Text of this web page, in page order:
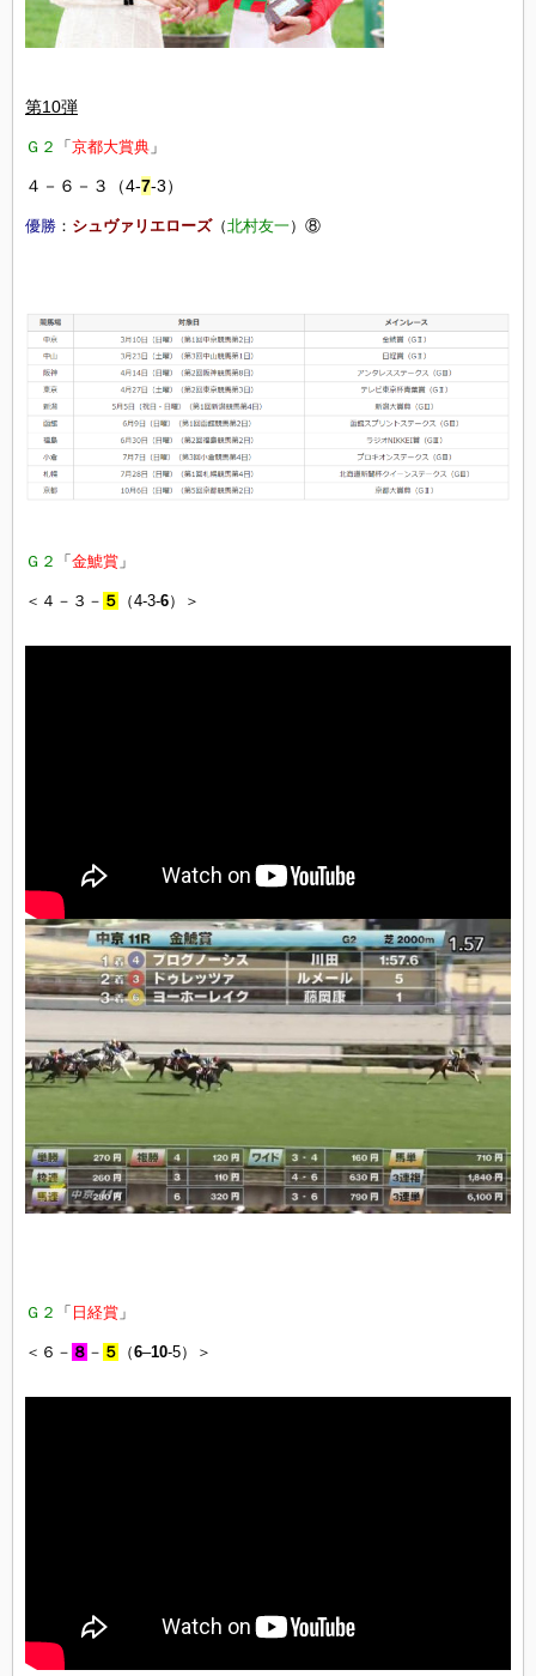
第10弾
Ｇ２ 「 京都大賞典 」
４－６－３（4-7-3）
優勝 ： シュヴァリエローズ（北村友一）⑧
Ｇ２ 「 金鯱賞 」
＜４－３－ ５ （4-3-6）＞
Ｇ２ 「 日経賞 」
＜６－ ８ － ５ （6–10-5）＞